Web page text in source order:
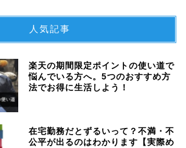
人気記事
楽天の期間限定ポイントの使い道で
悩んでいる方へ。5つのおすすめ方
法でお得に生活しよう！
在宅勤務だとずるいって？不満・不
公平が出るのはわかります【実際め